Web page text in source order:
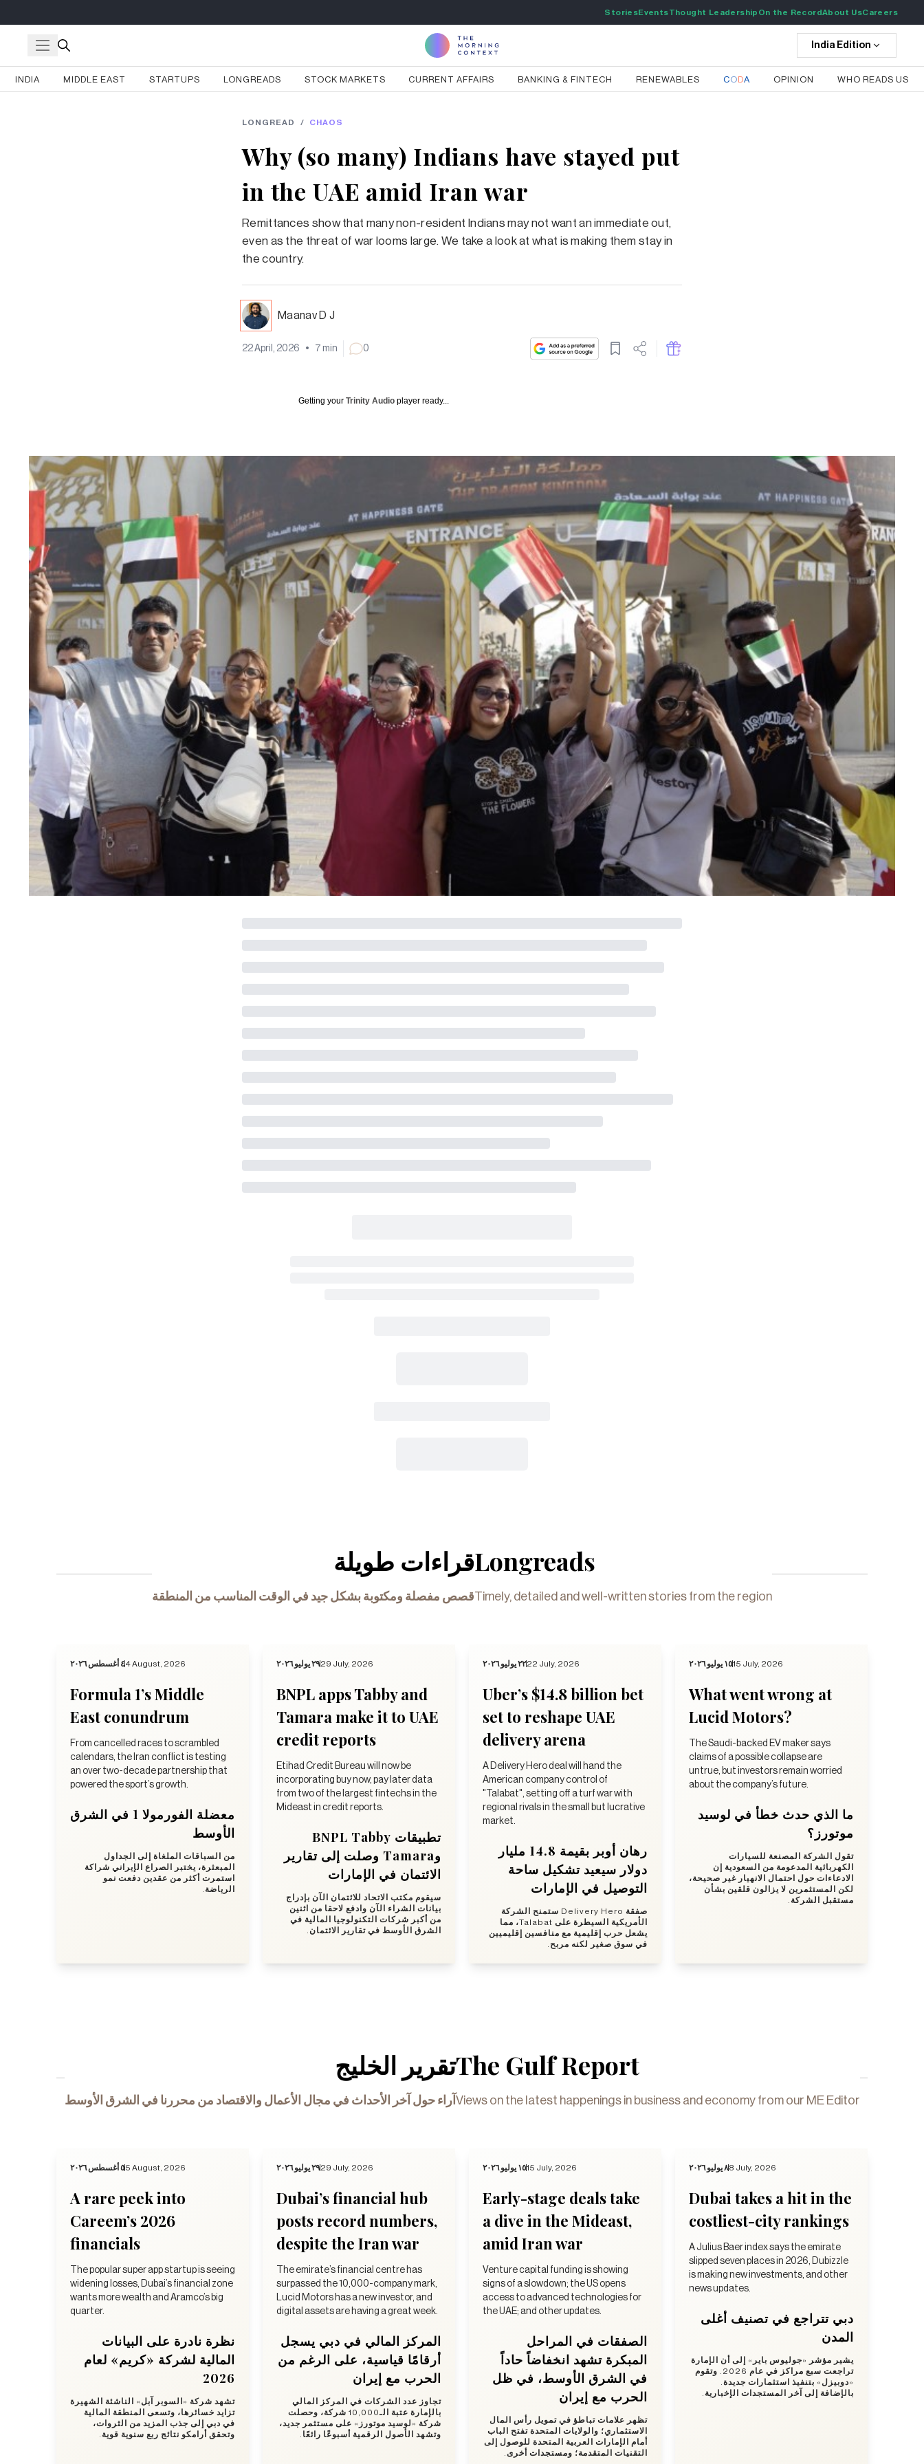
StoriesEventsThought Leadership On the RecordAbout UsCareers
India Edition
INDIA MIDDLE EAST STARTUPS LONGREADS STOCK MARKETS CURRENT AFFAIRS BANKING & FINTECH RENEWABLES CODA OPINION WHO READS US
LONGREAD / CHAOS
Why (so many) Indians have stayed put
in the UAE amid Iran war
Remittances show that many non-resident Indians may not want an immediate out,
even as the threat of war looms large. We take a look at what is making them stay in
the country.
Maanav D J
22 April, 2026 • 7 min 0
Getting your Trinity Audio player ready...
قراءات طويلة
قصص مفصلة ومكتوبة بشكل جيد في الوقت المناسب من المنطقة
Longreads
Timely, detailed and well-written stories from the region
٤ أغسطس ٢٠٢٦4 August, 2026
Formula 1’s Middle
East conundrum
From cancelled races to scrambled
calendars, the Iran conflict is testing
an over two-decade partnership that
powered the sport’s growth.
معضلة الفورمولا 1 في الشرق
الأوسط
من السباقات الملغاة إلى الجداول
المبعثرة، يختبر الصراع الإيراني شراكة
استمرت أكثر من عقدين دفعت نمو
الرياضة.
٢٩ يوليو ٢٠٢٦29 July, 2026
BNPL apps Tabby and
Tamara make it to UAE
credit reports
Etihad Credit Bureau will now be
incorporating buy now, pay later data
from two of the largest fintechs in the
Mideast in credit reports.
تطبيقات BNPL Tabby
وTamara وصلت إلى تقارير
الائتمان في الإمارات
سيقوم مكتب الاتحاد للائتمان الآن بإدراج
بيانات الشراء الآن وادفع لاحقا من اثنين
من أكبر شركات التكنولوجيا المالية في
الشرق الأوسط في تقارير الائتمان.
٢٢ يوليو ٢٠٢٦22 July, 2026
Uber’s $14.8 billion bet
set to reshape UAE
delivery arena
A Delivery Hero deal will hand the
American company control of
"Talabat", setting off a turf war with
regional rivals in the small but lucrative
market.
رهان أوبر بقيمة 14.8 مليار
دولار سيعيد تشكيل ساحة
التوصيل في الإمارات
صفقة Delivery Hero ستمنح الشركة
الأمريكية السيطرة على Talabat، مما
يشعل حرب إقليمية مع منافسين إقليميين
في سوق صغير لكنه مربح.
١٥ يوليو ٢٠٢٦15 July, 2026
What went wrong at
Lucid Motors?
The Saudi-backed EV maker says
claims of a possible collapse are
untrue, but investors remain worried
about the company’s future.
ما الذي حدث خطأ في لوسيد
موتورز؟
تقول الشركة المصنعة للسيارات
الكهربائية المدعومة من السعودية إن
الادعاءات حول احتمال الانهيار غير صحيحة،
لكن المستثمرين لا يزالون قلقين بشأن
مستقبل الشركة.
تقرير الخليج
آراء حول آخر الأحداث في مجال الأعمال والاقتصاد من محررنا في الشرق الأوسط
The Gulf Report
Views on the latest happenings in business and economy from our ME Editor
٥ أغسطس ٢٠٢٦5 August, 2026
A rare peek into
Careem’s 2026
financials
The popular super app startup is seeing
widening losses, Dubai’s financial zone
wants more wealth and Aramco’s big
quarter.
نظرة نادرة على البيانات
المالية لشركة «كريم» لعام
2026
تشهد شركة «السوبر آبل» الناشئة الشهيرة
تزايد خسائرها، وتسعى المنطقة المالية
في دبي إلى جذب المزيد من الثروات،
وتحقق أرامكو نتائج ربع سنوية قوية.
٢٩ يوليو ٢٠٢٦29 July, 2026
Dubai’s financial hub
posts record numbers,
despite the Iran war
The emirate’s financial centre has
surpassed the 10,000-company mark,
Lucid Motors has a new investor, and
digital assets are having a great week.
المركز المالي في دبي يسجل
أرقامًا قياسية، على الرغم من
الحرب مع إيران
تجاوز عدد الشركات في المركز المالي
بالإمارة عتبة الـ10,000 شركة، وحصلت
شركة «لوسيد موتورز» على مستثمر جديد،
وتشهد الأصول الرقمية أسبوعًا رائعًا.
١٥ يوليو ٢٠٢٦15 July, 2026
Early-stage deals take
a dive in the Mideast,
amid Iran war
Venture capital funding is showing
signs of a slowdown; the US opens
access to advanced technologies for
the UAE; and other updates.
الصفقات في المراحل
المبكرة تشهد انخفاضاً حاداً
في الشرق الأوسط، في ظل
الحرب مع إيران
تظهر علامات تباطؤ في تمويل رأس المال
الاستثماري؛ والولايات المتحدة تفتح الباب
أمام الإمارات العربية المتحدة للوصول إلى
التقنيات المتقدمة؛ ومستجدات أخرى.
٨ يوليو ٢٠٢٦8 July, 2026
Dubai takes a hit in the
costliest-city rankings
A Julius Baer index says the emirate
slipped seven places in 2026, Dubizzle
is making new investments, and other
news updates.
دبي تتراجع في تصنيف أغلى
المدن
يشير مؤشر «جوليوس باير» إلى أن الإمارة
تراجعت سبع مراكز في عام 2026. وتقوم
«دوبيزل» بتنفيذ استثمارات جديدة.
بالإضافة إلى آخر المستجدات الإخبارية.